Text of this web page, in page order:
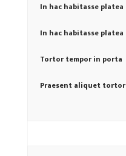
In hac habitasse platea
In hac habitasse platea
Tortor tempor in porta
Praesent aliquet tortor